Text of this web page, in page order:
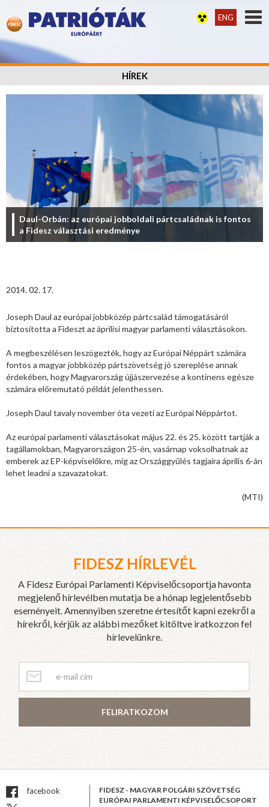
ENG
HÍREK
Daul-Orbán: az európai jobboldali pártcsaládnak is fontos
a Fidesz választási eredménye
2014. 02. 17.
Joseph Daul az európai jobbközép pártcsalád támogatásáról
biztosította a Fideszt az áprilisi magyar parlamenti választásokon.
A megbeszélésen leszögezték, hogy az Európai Néppárt számára
fontos a magyar jobbközép pártszövetség jó szereplése annak
érdekében, hogy Magyarország újjászervezése a kontinens egésze
számára előremutató példát jelenthessen.
Joseph Daul tavaly november óta vezeti az Európai Néppártot.
Az európai parlamenti választásokat május 22. és 25. között tartják a
tagállamokban, Magyarországon 25-én, vasárnap voksolhatnak az
emberek az EP-képviselőkre, míg az Országgyűlés tagjaira április 6-án
lehet leadni a szavazatokat.
(MTI)
FIDESZ HÍRLEVÉL
A Fidesz Európai Parlamenti Képviselőcsoportja havonta
megjelenő hírlevélben mutatja be a hónap legjelentősebb
eseményeit. Amennyiben szeretne értesítőt kapni ezekről a
hírekről, kérjük az alábbi mezőket kitöltve iratkozzon fel
hírlevelünkre.
FELIRATKOZOM
facebook
FIDESZ - MAGYAR POLGÁRI SZÖVETSÉG
EURÓPAI PARLAMENTI KÉPVISELŐCSOPORT